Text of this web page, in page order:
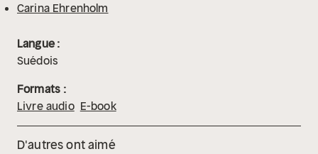
Carina Ehrenholm
Langue :
Suédois
Formats :
Livre audio E-book
D'autres ont aimé